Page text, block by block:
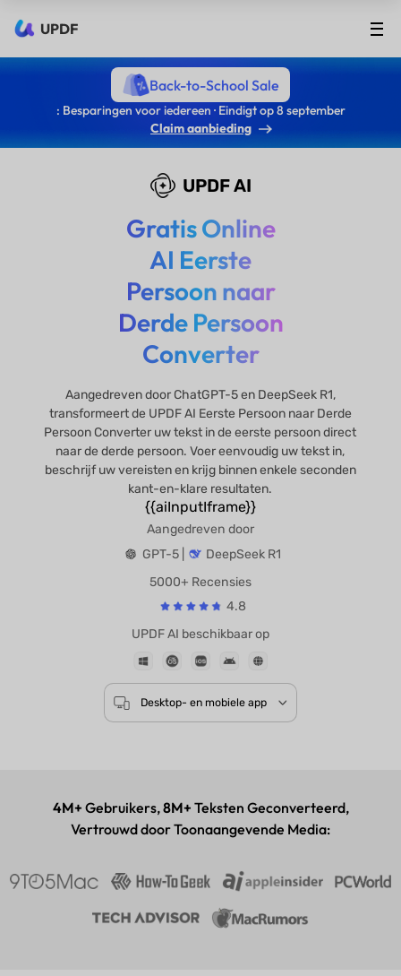
UPDF
Back-to-School Sale
: Besparingen voor iedereen · Eindigt op 8 september
Claim aanbieding
UPDF AI
Gratis Online
AI Eerste
Persoon naar
Derde Persoon
Converter
Aangedreven door ChatGPT-5 en DeepSeek R1,
transformeert de UPDF AI Eerste Persoon naar Derde
Persoon Converter uw tekst in de eerste persoon direct
naar de derde persoon. Voer eenvoudig uw tekst in,
beschrijf uw vereisten en krijg binnen enkele seconden
kant-en-klare resultaten.
{{aiInputIframe}}
Aangedreven door
GPT-5 |
DeepSeek R1
5000+ Recensies
4.8
UPDF AI beschikbaar op
4M+ Gebruikers,8M+ Teksten Geconverteerd,
Vertrouwd door Toonaangevende Media: